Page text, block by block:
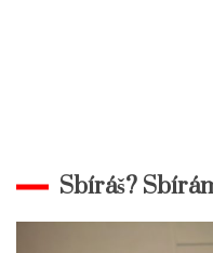
Sbíráš?